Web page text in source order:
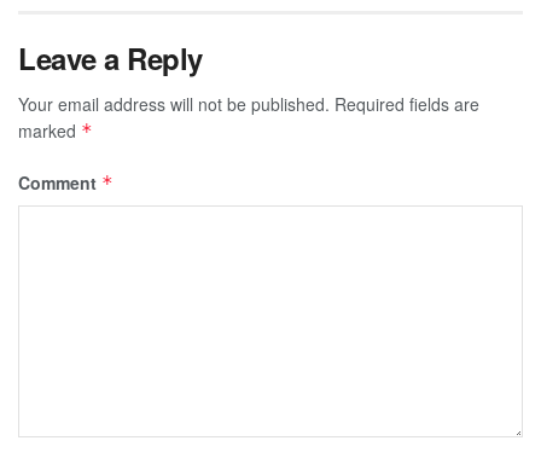
Leave a Reply
Your email address will not be published. Required fields are
marked *
Comment *